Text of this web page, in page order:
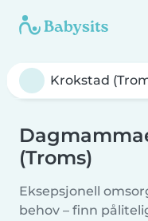
(Troms)
Eksepsjonell
behov – finn